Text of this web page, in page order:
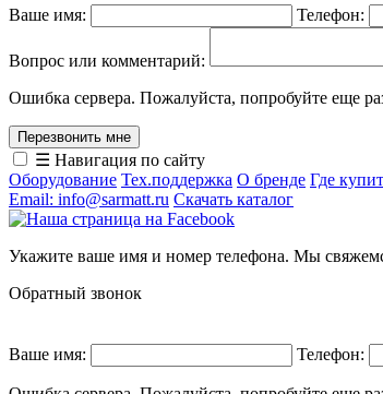
Ваше имя: Телефон:
Вопрос или комментарий:
Ошибка сервера. Пожалуйста, попробуйте еще
☰ Навигация по сайту
Оборудование Тех.поддержка О бренде Где
Email: info@sarmatt.ru Скачать каталог
Укажите ваше имя и номер телефона. Мы
Обратный звонок
Ваше имя: Телефон: